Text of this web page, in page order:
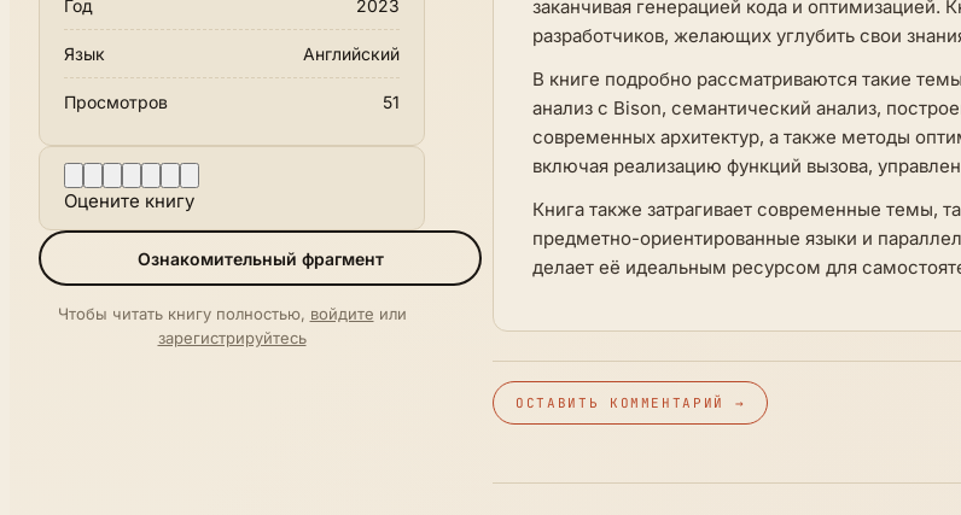
Год 2023
Язык Английский
Просмотров 51
Оцените книгу
Ознакомительный фрагмент
Чтобы читать книгу полностью, войдите или
зарегистрируйтесь
заканчивая генерацией кода и оптимизацией.
разработчиков, желающих углубить свои
В книге подробно рассматриваются такие
анализ с Bison, семантический анализ,
современных архитектур, а также методы
включая реализацию функций вызова,
Книга также затрагивает современные темы,
предметно-ориентированные языки и
делает её идеальным ресурсом для
ОСТАВИТЬ КОММЕНТАРИЙ →